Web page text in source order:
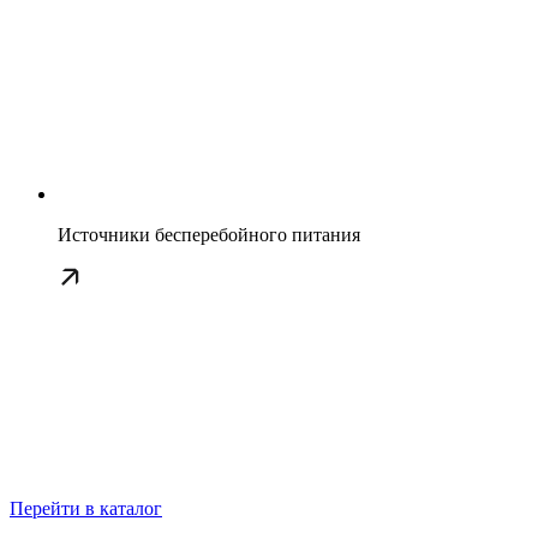
Источники бесперебойного питания
Перейти в каталог